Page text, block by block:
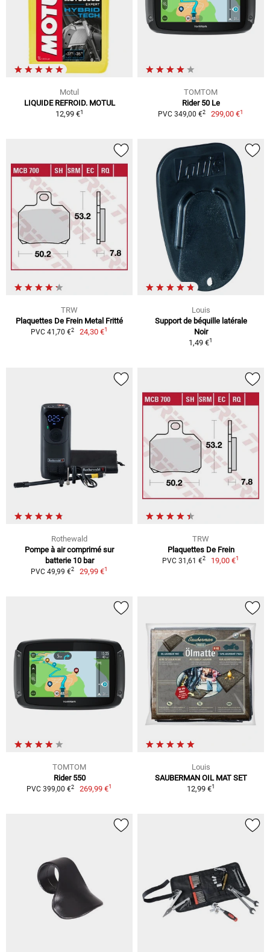
Motul
LIQUIDE REFROID. MOTUL
12,99 €1
TOMTOM
Rider 50 Le
PVC 349,00 €2 299,00 €1
TRW
Plaquettes De Frein Metal Fritté
PVC 41,70 €2 24,30 €1
Louis
Support de béquille latérale
Noir
1,49 €1
Rothewald
Pompe à air comprimé sur
batterie 10 bar
PVC 49,99 €2 29,99 €1
TRW
Plaquettes De Frein
PVC 31,61 €2 19,00 €1
TOMTOM
Rider 550
PVC 399,00 €2 269,99 €1
Louis
SAUBERMAN OIL MAT SET
12,99 €1